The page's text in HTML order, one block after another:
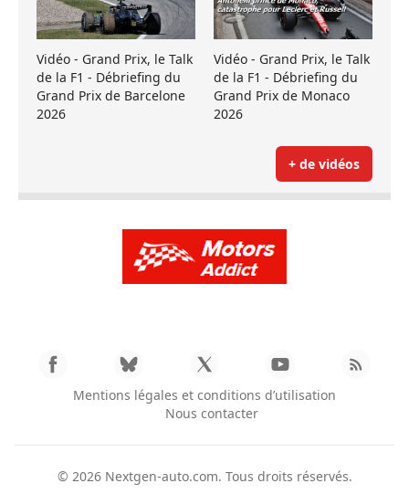
Vidéo - Grand Prix, le Talk
de la F1 - Débriefing du
Grand Prix de Barcelone
2026
Vidéo - Grand Prix, le Talk
de la F1 - Débriefing du
Grand Prix de Monaco
2026
+ de vidéos
Mentions légales et conditions d’utilisation
Nous contacter
© 2026 Nextgen-auto.com. Tous droits réservés.